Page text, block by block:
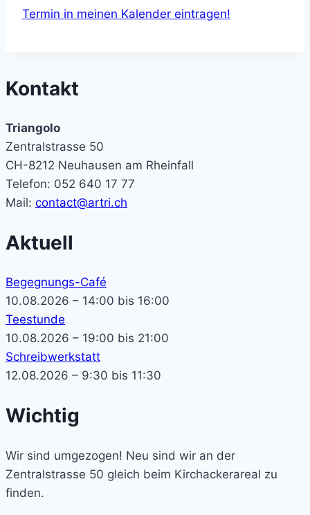
Termin in meinen Kalender eintragen!
Kontakt
Triangolo
Zentralstrasse 50
CH-8212 Neuhausen am Rheinfall
Telefon: 052 640 17 77
Mail: contact@artri.ch
Aktuell
Begegnungs-Café
10.08.2026 – 14:00 bis 16:00
Teestunde
10.08.2026 – 19:00 bis 21:00
Schreibwerkstatt
12.08.2026 – 9:30 bis 11:30
Wichtig
Wir sind umgezogen! Neu sind wir an der
Zentralstrasse 50 gleich beim Kirchackerareal zu
finden.